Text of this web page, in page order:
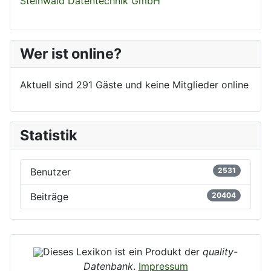
Wer ist online?
Aktuell sind 291 Gäste und keine Mitglieder online
Statistik
Benutzer 2531
Beiträge 20404
Dieses Lexikon ist ein Produkt der quality-
Datenbank. Impressum